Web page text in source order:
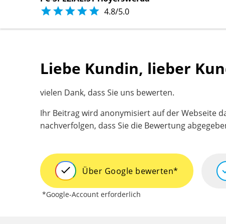
 4.8/5.0
Liebe Kundin, lieber
vielen Dank, dass Sie uns bewerten.
Ihr Beitrag wird anonymisiert auf der Webseite
nachverfolgen, dass Sie die Bewertung
check Über Google bewerten*
*Google-Account erforderlich